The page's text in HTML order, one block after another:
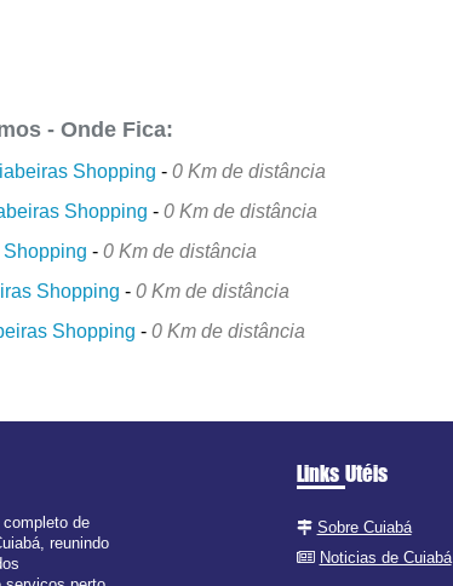
- Onde Fica:
Shopping -0 Km de distância
Shopping -0 Km de distância
-0 Km de distância
Shopping -0 Km de distância
Shopping -0 Km de distância
de
reunindo
Links Utéis
Sobre Cuiabá
Noticias de Cuiabá